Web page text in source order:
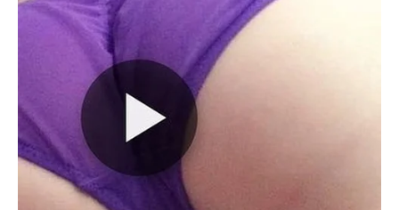
pošaljete na obližnju livadu da ubere začinsko bilje za
ukrašavanje jaja.